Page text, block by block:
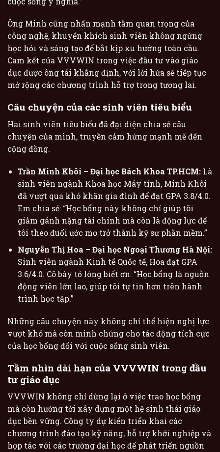
Ông Minh cũng nhấn mạnh tầm quan trọng của
công nghệ, khuyến khích sinh viên không ngừng
học hỏi và sáng tạo để bắt kịp xu hướng toàn cầu.
Cam kết của VVVWIN trong việc đầu tư vào giáo
dục được ông tái khẳng định, với lời hứa sẽ tiếp tục
mở rộng các chương trình hỗ trợ trong tương lai.
Câu chuyện của các sinh viên tiêu biểu
Hai sinh viên tiêu biểu đã đại diện chia sẻ câu
chuyện của mình, truyền cảm hứng mạnh mẽ đến
cộng đồng.
Trần Minh Khôi – Đại học Bách Khoa TP.HCM:Là
sinh viên ngành Khoa học Máy tính, Minh Khôi
đã vượt qua khó khăn gia đình để đạt GPA 3.8/4.0.
Em chia sẻ: “Học bổng này không chỉ giúp tôi
giảm gánh nặng tài chính mà còn là động lực để
tôi theo đuổi ước mơ trở thành kỹ sư phần mềm.”
Nguyễn Thị Hoa – Đại học Ngoại Thương Hà Nội:
Sinh viên ngành Kinh tế Quốc tế, Hoa đạt GPA
3.6/4.0. Cô bày tỏ lòng biết ơn: “Học bổng là nguồn
động viên lớn lao, giúp tôi tự tin hơn trên hành
trình học tập.”
Những câu chuyện này không chỉ thể hiện nghị lực
vượt khó mà còn minh chứng cho tác động tích cực
của học bổng đối với cuộc sống sinh viên.
Tầm nhìn dài hạn của VVVWIN trong đầu
tư giáo dục
VVVWIN không chỉ dừng lại ở việc trao học bổng
mà còn hướng tới xây dựng một hệ sinh thái giáo
dục bền vững. Công ty dự kiến triển khai các
chương trình đào tạo kỹ năng, hỗ trợ khởi nghiệp và
hợp tác với các trường đại học để phát triển nguồn